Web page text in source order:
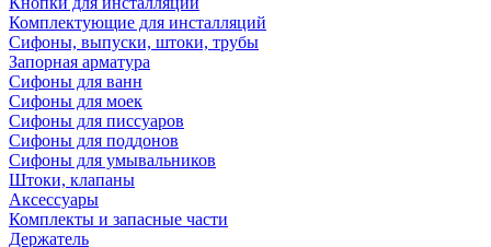
Комплектующие для инсталляций
Сифоны, выпуски, штоки, трубы
Запорная арматура
Сифоны для ванн
Сифоны для моек
Сифоны для писсуаров
Сифоны для поддонов
Сифоны для умывальников
Штоки, клапаны
Аксессуары
Комплекты и запасные части
Держатель